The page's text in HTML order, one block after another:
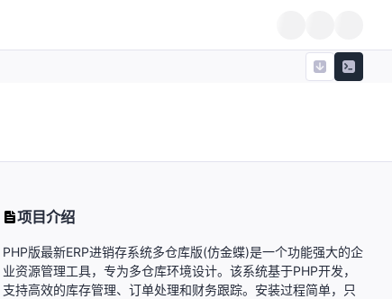
项目介绍
PHP版最新ERP进销存系统多仓库版(仿金蝶)是一个功能强大的企
业资源管理工具，专为多仓库环境设计。该系统基于PHP开发，
支持高效的库存管理、订单处理和财务跟踪。安装过程简单，只